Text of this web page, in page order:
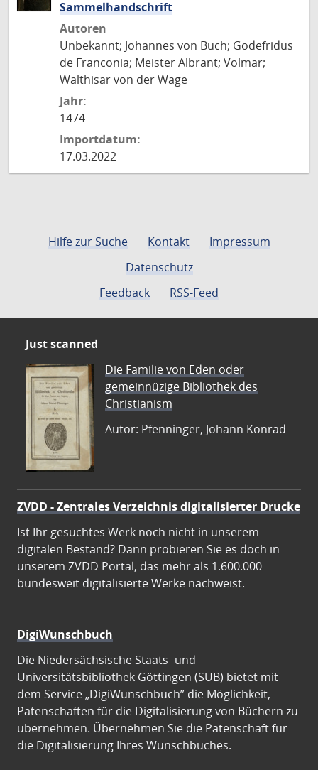
Sammelhandschrift
Autoren
Unbekannt; Johannes von Buch; Godefridus
de Franconia; Meister Albrant; Volmar;
Walthisar von der Wage
Jahr:
1474
Importdatum:
17.03.2022
Hilfe zur Suche Kontakt
Impressum
Datenschutz
Feedback
RSS-Feed
Just scanned
Die Familie von Eden oder
gemeinnüzige Bibliothek des
Christianism
Autor: Pfenninger, Johann Konrad
ZVDD - Zentrales Verzeichnis digitalisierter Drucke
Ist Ihr gesuchtes Werk noch nicht in unserem
digitalen Bestand? Dann probieren Sie es doch in
unserem ZVDD Portal, das mehr als 1.600.000
bundesweit digitalisierte Werke nachweist.
DigiWunschbuch
Die Niedersächsische Staats- und
Universitätsbibliothek Göttingen (SUB) bietet mit
dem Service „DigiWunschbuch” die Möglichkeit,
Patenschaften für die Digitalisierung von Büchern zu
übernehmen. Übernehmen Sie die Patenschaft für
die Digitalisierung Ihres Wunschbuches.